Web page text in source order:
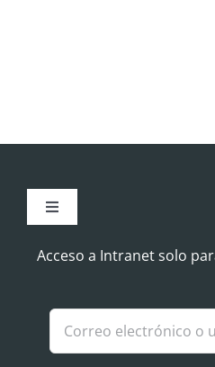
Toggle
Aviso Legal
Política de Cookies
Acceso a Intranet solo